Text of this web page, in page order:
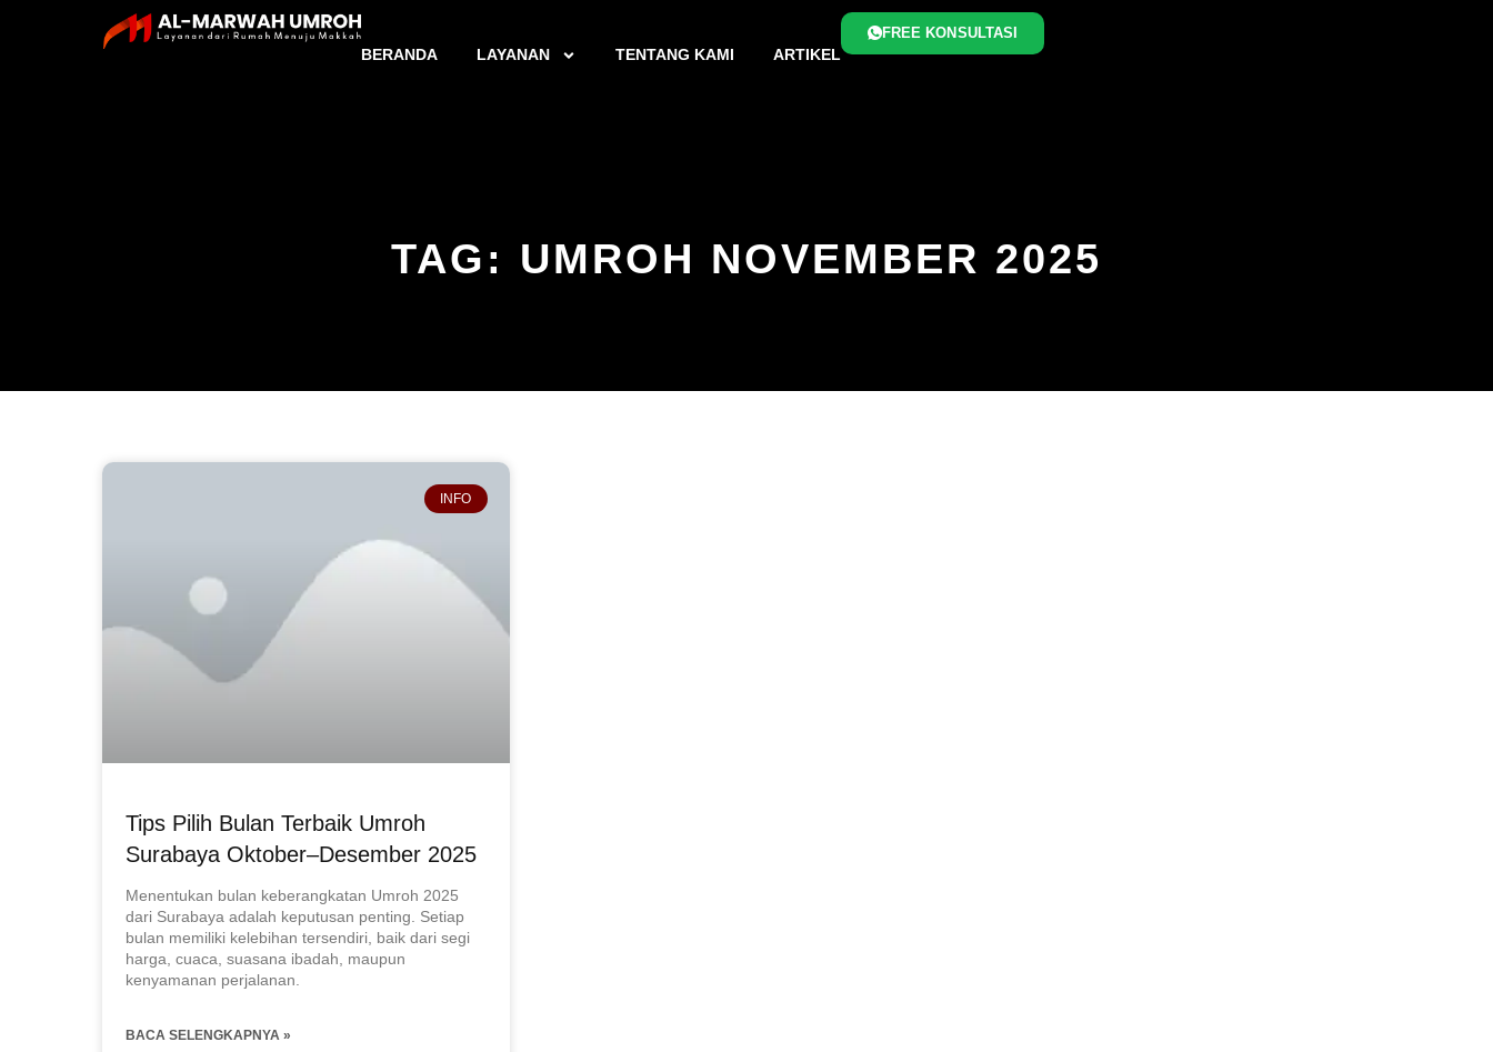
BERANDA LAYANAN TENTANG KAMI ARTIKEL
FREE KONSULTASI
TAG: UMROH NOVEMBER 2025
INFO
Tips Pilih Bulan Terbaik Umroh
Surabaya Oktober–Desember 2025
Menentukan bulan keberangkatan Umroh 2025
dari Surabaya adalah keputusan penting. Setiap
bulan memiliki kelebihan tersendiri, baik dari segi
harga, cuaca, suasana ibadah, maupun
kenyamanan perjalanan.
BACA SELENGKAPNYA »